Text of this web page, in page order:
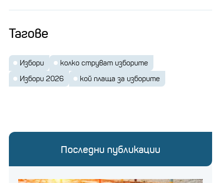
Тагове
Избори
колко струват изборите
Избори 2026
кой плаща за изборите
Последни публикации